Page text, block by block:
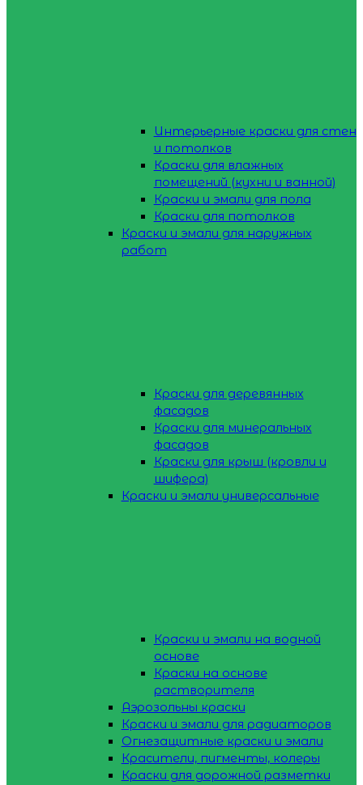
Интерьерные краски для стен
и потолков
Краски для влажных
помещений (кухни и ванной)
Краски и эмали для пола
Краски для потолков
Краски и эмали для наружных
работ
Краски для деревянных
фасадов
Краски для минеральных
фасадов
Краски для крыш (кровли и
шифера)
Краски и эмали универсальные
Краски и эмали на водной
основе
Краски на основе
растворителя
Аэрозольны краски
Краски и эмали для радиаторов
Огнезащитные краски и эмали
Красители, пигменты, колеры
Краски для дорожной разметки